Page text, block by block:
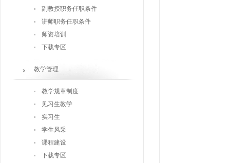
副教授职务任职条件
讲师职务任职条件
师资培训
下载专区
教学管理
教学规章制度
见习生教学
实习生
学生风采
课程建设
下载专区